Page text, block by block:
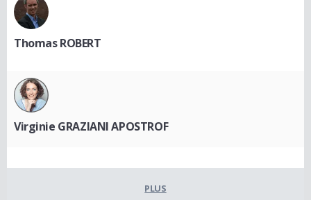
Thomas ROBERT
Virginie GRAZIANI APOSTROF
PLUS